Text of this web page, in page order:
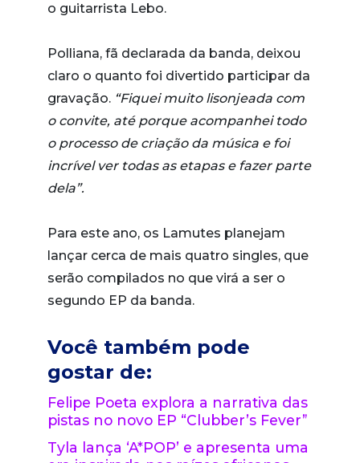
o guitarrista Lebo.
Polliana, fã declarada da banda, deixou
claro o quanto foi divertido participar da
gravação. “Fiquei muito lisonjeada com
o convite, até porque acompanhei todo
o processo de criação da música e foi
incrível ver todas as etapas e fazer parte
dela”.
Para este ano, os Lamutes planejam
lançar cerca de mais quatro singles, que
serão compilados no que virá a ser o
segundo EP da banda.
Você também pode
gostar de:
Felipe Poeta explora a narrativa das
pistas no novo EP “Clubber’s Fever”
Tyla lança ‘A*POP’ e apresenta uma